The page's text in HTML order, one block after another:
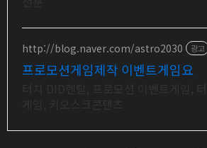
http://blog.naver.com/astro2030 광고
프로모션게임제작 이벤트게임요